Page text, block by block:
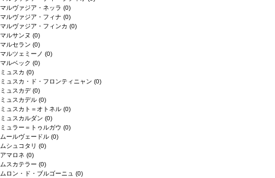
マルヴァジア・ネッラ (0)
マルヴァジア・フィナ (0)
マルヴァジア・フィンカ (0)
マルサンヌ (0)
マルセラン (0)
マルツェミーノ (0)
マルベック (0)
ミュスカ (0)
ミュスカ・ド・フロンティニャン (0)
ミュスカデ(0)
ミュスカデル (0)
ミュスカト＝オトネル (0)
ミュスカルダン (0)
ミュラー＝トゥルガウ (0)
ムールヴェードル (0)
ムシュコタリ (0)
アマロネ (0)
ムスカテラー (0)
ムロン・ド・ブルゴーニュ (0)